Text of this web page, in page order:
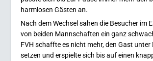
harmlosen Gästen an.
Nach dem Wechsel sahen die Besucher im
von beiden Mannschaften ein ganz
FVH schaffte es nicht mehr, den Gast unter
setzen und erspielte sich bis auf einen